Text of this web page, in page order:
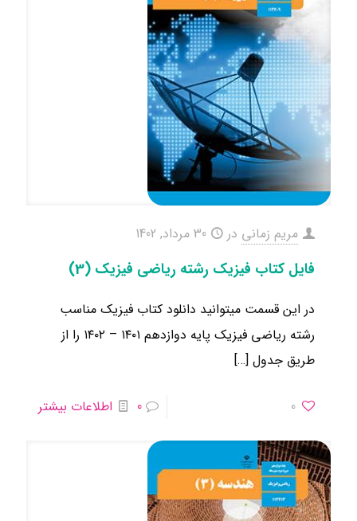
مریم زمانی در 30 مرداد, 1402
فایل کتاب فیزیک رشته ریاضی فیزیک (3)
در این قسمت میتوانید دانلود کتاب فیزیک مناسب
رشته ریاضی فیزیک ​پایه دوازدهم ۱۴۰۱ – ۱۴۰۲ را از
طریق جدول […]
0
0 اطلاعات بیشتر